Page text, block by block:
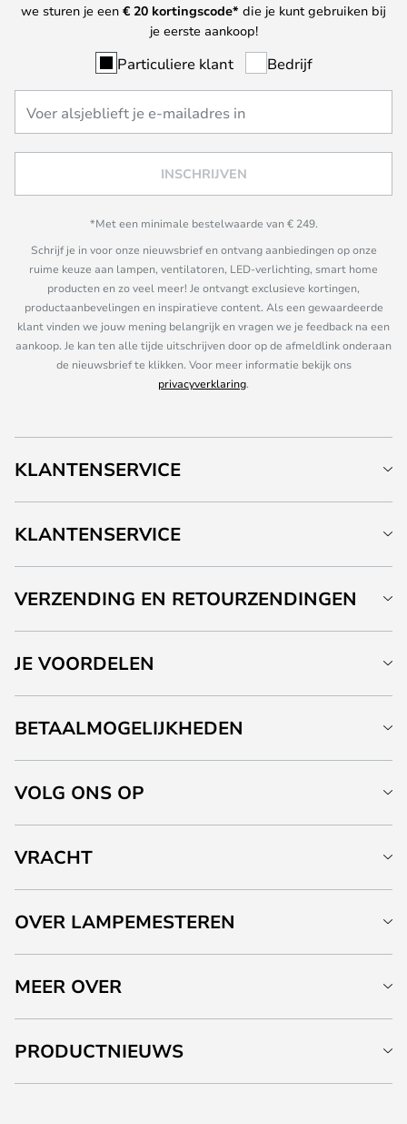
we sturen je een € 20 kortingscode* die je kunt gebruiken bij
je eerste aankoop!
Particuliere klant Bedrijf
INSCHRIJVEN
*Met een minimale bestelwaarde van € 249.
Schrijf je in voor onze nieuwsbrief en ontvang aanbiedingen op onze
ruime keuze aan lampen, ventilatoren, LED-verlichting, smart home
producten en zo veel meer! Je ontvangt exclusieve kortingen,
productaanbevelingen en inspiratieve content. Als een gewaardeerde
klant vinden we jouw mening belangrijk en vragen we je feedback na een
aankoop. Je kan ten alle tijde uitschrijven door op de afmeldlink onderaan
de nieuwsbrief te klikken. Voor meer informatie bekijk ons
privacyverklaring.
KLANTENSERVICE
KLANTENSERVICE
VERZENDING EN RETOURZENDINGEN
JE VOORDELEN
BETAALMOGELIJKHEDEN
VOLG ONS OP
VRACHT
OVER LAMPEMESTEREN
MEER OVER
PRODUCTNIEUWS